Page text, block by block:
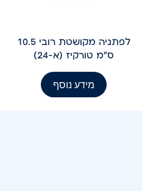
לפתניה מקושטת רובי 10.5
ס"מ טורקיז (א-24)
מידע נוסף